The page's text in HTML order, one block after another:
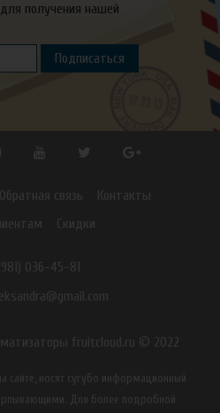
получения нашей
Подписаться
Обратная связь
Контакты
Скидки
036-45-81
fruitcloud.ru © 2022
сайте, носят сугубо информационный
Для более подробной